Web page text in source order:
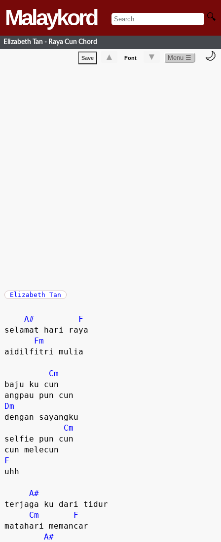
Malaykord 🔍
Elizabeth Tan - Raya Cun Chord
Save ▲ Font ▼ Menu ☰ 🌙
Elizabeth Tan
A#
F
selamat hari raya
Fm
aidilfitri mulia
Cm
baju ku cun
Dm
dengan sayangku
Cm
selfie pun cun
F
uhh
A#
terjaga ku dari tidur
Cm
F
matahari memancar
A#